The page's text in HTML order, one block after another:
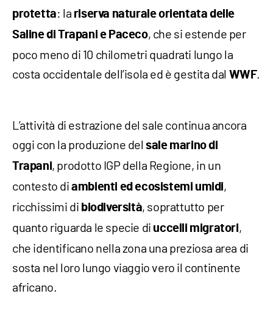
protetta: la riserva naturale orientata delle
Saline di Trapani e Paceco, che si estende per
poco meno di 10 chilometri quadrati lungo la
costa occidentale dell’isola ed è gestita dal WWF.
L’attività di estrazione del sale continua ancora
oggi con la produzione delsale marino di
Trapani, prodotto IGP della Regione, in un
contesto diambienti ed ecosistemi umidi,
ricchissimi di biodiversità, soprattutto per
quanto riguarda le specie di uccelli migratori,
che identificano nella zona una preziosa area di
sosta nel loro lungo viaggio vero il continente
africano.